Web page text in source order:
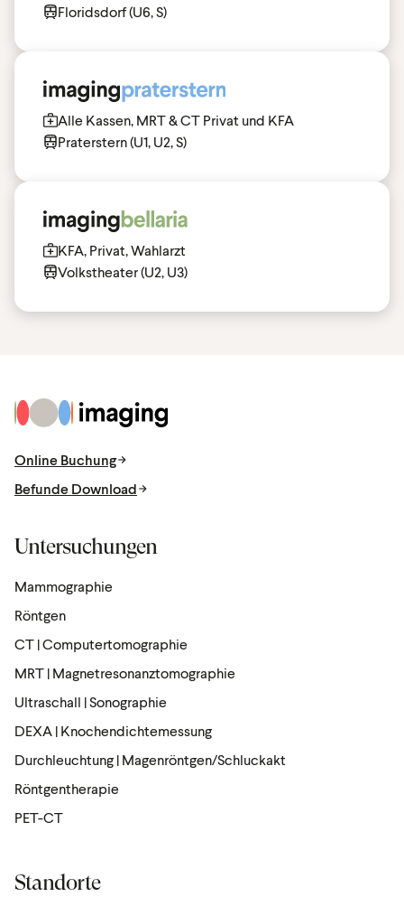
Floridsdorf (U6, S)
Alle Kassen, MRT & CT Privat und KFA
Praterstern (U1, U2, S)
KFA, Privat, Wahlarzt
Volkstheater (U2, U3)
Zur Startseite
Online Buchung
Befunde Download
Untersuchungen
Mammographie
Röntgen
CT | Computertomographie
MRT | Magnetresonanztomographie
Ultraschall | Sonographie
DEXA | Knochendichtemessung
Durchleuchtung | Magenröntgen/Schluckakt
Röntgen­the­rapie
PET-CT
Standorte